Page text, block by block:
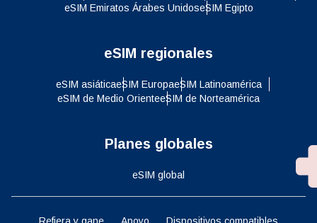
eSIM Emiratos Árabes UnidoseSIM Egipto
eSIM regionales
eSIM asiáticaeSIM EuropaeSIM Latinoamérica
eSIM de Medio OrienteeSIM de Norteamérica
Planes globales
eSIM global